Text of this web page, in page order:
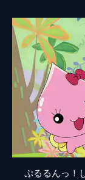
ぷるるんっ！